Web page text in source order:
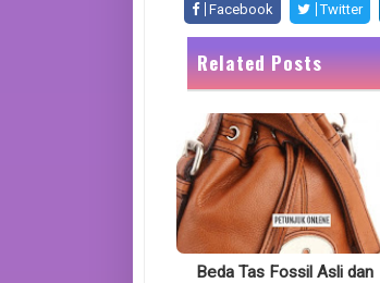
Facebook Twitter
Related Posts
Beda Tas Fossil Asli dan